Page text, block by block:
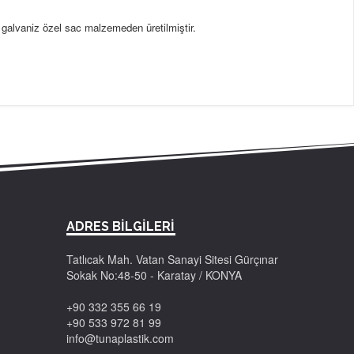
özel sac malzemeden üretilmiştir.
ADRES BİLGİLERİ
Tatlıcak Mah. Vatan Sanayi Sitesi Gürçınar
Sokak No:48-50 - Karatay / KONYA
+90 332 355 66 19
+90 533 972 81 99
info@tunaplastik.com